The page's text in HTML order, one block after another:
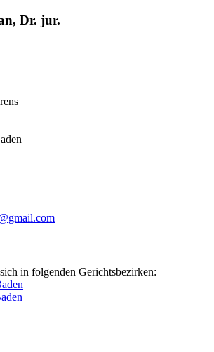
Dr. jur.
in folgenden Gerichtsbezirken: